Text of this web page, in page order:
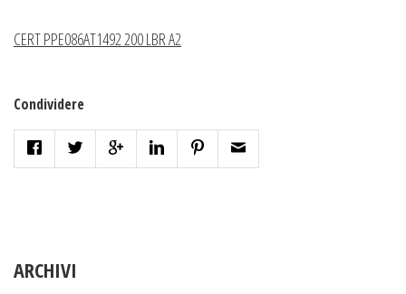
CERT PPE086AT1492 200 LBR A2
Condividere
ARCHIVI